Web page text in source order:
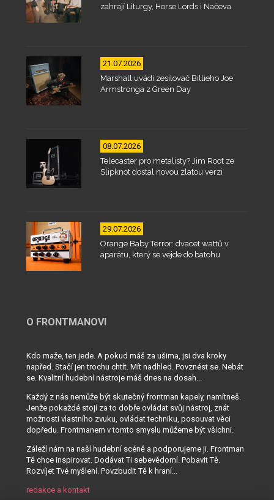
zahrají Liturgy, Horse Lords i Načeva
21.07.2026
Marshall uvádí zesilovač Billieho Joe
Armstronga z Green Day
08.07.2026
Telecaster pro metalisty? Jim Root ze
Slipknot dostal novou zlatou verzi
29.07.2026
Orange Baby Terror: dvacet wattů v
aparátu, který se vejde do batohu
O FRONTMANOVI
Kdo maže, ten jede. A pokud máš za ušima, jsi dva kroky
napřed. Stačí jen trochu chtít. Mít nadhled. Povznést se. Nebát
se. Kvalitní hudební nástroje máš dnes na dosah...
Každý z nás nemůže být skutečný frontman kapely, namítneš.
Jenže pokaždé stojí za to dobře ovládat svůj nástroj, znát
možnosti vlastního zvuku, ovládat techniku, posouvat věci
dopředu. Frontmanem v tomto smyslu můžeme být všichni.
Záleží nám na naší hudební scéně a podporujeme ji. Frontman
Tě chce inspirovat. Dodávat Ti sebevědomí. Pobavit Tě.
Rozvíjet Tvé myšlení. Povzbudit Tě k hraní...
redakce a kontakt